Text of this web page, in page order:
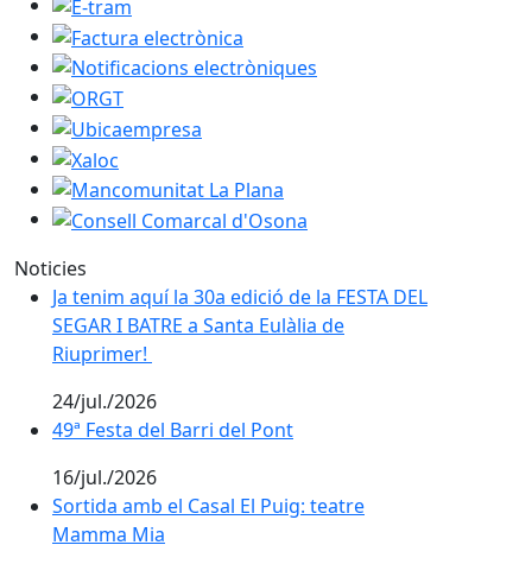
Factura electrònica
Notificacions electròniques
ORGT
Ubicaempresa
Xaloc
Mancomunitat La Plana
Consell Comarcal d'Osona
Noticies
Ja tenim aquí la 30a edició de la FESTA DEL SEGAR I
Ja tenim aquí la 30a edició de la FESTA DEL
SEGAR I BATRE a Santa Eulàlia de
Riuprimer!
24/jul./2026
49ª Festa del Barri del Pont
49ª Festa del Barri del Pont
16/jul./2026
Sortida amb el Casal El Puig: teatre Mamma Mia
Sortida amb el Casal El Puig: teatre
Mamma Mia